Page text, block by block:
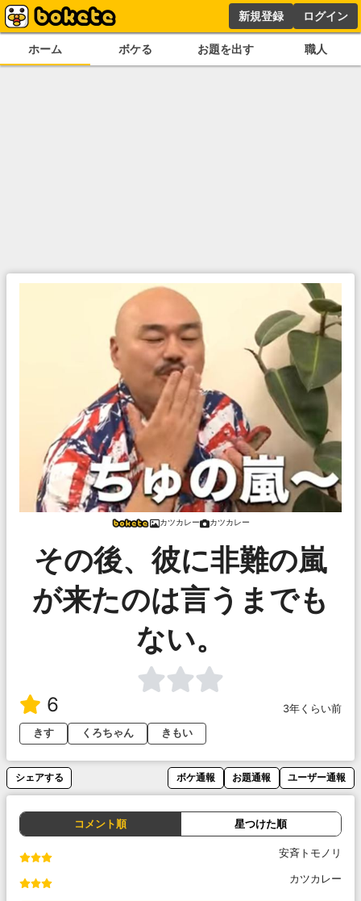
新規登録 ログイン
ホーム ボケる お題を出す 職人
カツカレー カツカレー
その後、彼に非難の嵐
が来たのは言うまでも
ない。
6
3年くらい前
きす
くろちゃん きもい
シェアする ボケ通報 お題通報 ユーザー通報
コメント順 星つけた順
安斉トモノリ
カツカレー